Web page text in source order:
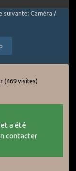
suivante: Caméra /
(469 visites)
a été
contacter